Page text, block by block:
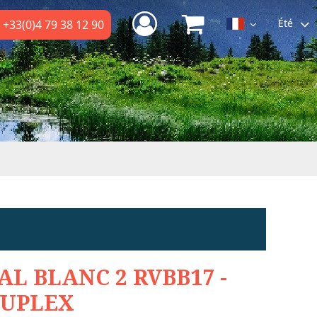
+33(0)4 79 38 12 90 Été
BLANC 2 RVBB17 -